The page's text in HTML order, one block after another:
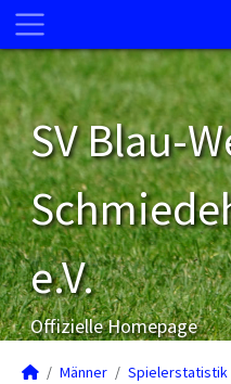
SV Blau-
e.V.
Offizielle Homepage
Männer Spielerstatistik